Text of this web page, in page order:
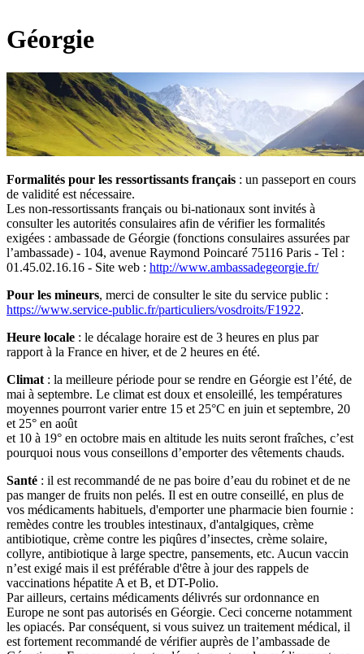
Géorgie
Formalités pour les ressortissants français : un passeport en cours
de validité est nécessaire.
Les non-ressortissants français ou bi-nationaux sont invités à
consulter les autorités consulaires afin de vérifier les formalités
exigées : ambassade de Géorgie (fonctions consulaires assurées par
l’ambassade) - 104, avenue Raymond Poincaré 75116 Paris - Tel :
01.45.02.16.16 - Site web : http://www.ambassadegeorgie.fr/
Pour les mineurs, merci de consulter le site du service public :
https://www.service-public.fr/particuliers/vosdroits/F1922.
Heure locale : le décalage horaire est de 3 heures en plus par
rapport à la France en hiver, et de 2 heures en été.
Climat : la meilleure période pour se rendre en Géorgie est l’été, de
mai à septembre. Le climat est doux et ensoleillé, les températures
moyennes pourront varier entre 15 et 25°C en juin et septembre, 20
et 25° en août
et 10 à 19° en octobre mais en altitude les nuits seront fraîches, c’est
pourquoi nous vous conseillons d’emporter des vêtements chauds.
Santé : il est recommandé de ne pas boire d’eau du robinet et de ne
pas manger de fruits non pelés. Il est en outre conseillé, en plus de
vos médicaments habituels, d'emporter une pharmacie bien fournie :
remèdes contre les troubles intestinaux, d'antalgiques, crème
antibiotique, crème contre les piqûres d’insectes, crème solaire,
collyre, antibiotique à large spectre, pansements, etc. Aucun vaccin
n’est exigé mais il est préférable d'être à jour des rappels de
vaccinations hépatite A et B, et DT-Polio.
Par ailleurs, certains médicaments délivrés sur ordonnance en
Europe ne sont pas autorisés en Géorgie. Ceci concerne notamment
les opiacés. Par conséquent, si vous suivez un traitement médical, il
est fortement recommandé de vérifier auprès de l’ambassade de